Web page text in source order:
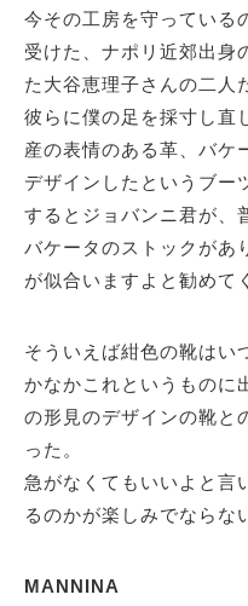
今その工房を守っている
受けた、ナポリ近郊出身
た大谷恵理子さんの二人
彼らに僕の足を採寸し直
産の表情のある革、バケ
デザインしたというブー
するとジョバンニ君が、
バケータのストックがあ
が似合いますよと勧めて
そういえば紺色の靴はい
かなかこれというものに
の形見のデザインの靴と
った。
急がなくてもいいよと言
るのかが楽しみでならな
MANNINA